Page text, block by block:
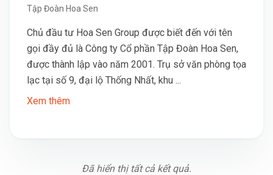
Tập Đoàn Hoa Sen
Chủ đầu tư Hoa Sen Group được biết đến với tên
gọi đầy đủ là Công ty Cổ phần Tập Đoàn Hoa Sen,
được thành lập vào năm 2001. Trụ sở văn phòng tọa
lạc tại số 9, đại lộ Thống Nhất, khu ...
Xem thêm
Đã hiển thị tất cả kết quả.